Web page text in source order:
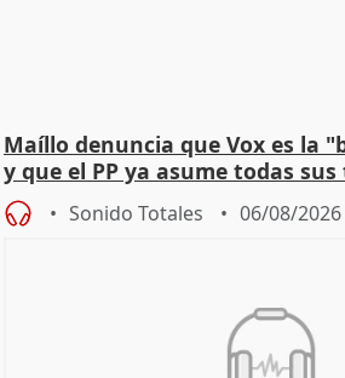
Maíllo denuncia que Vox es la
y que el PP ya asume todas sus
Sonido Totales 06/08/2026